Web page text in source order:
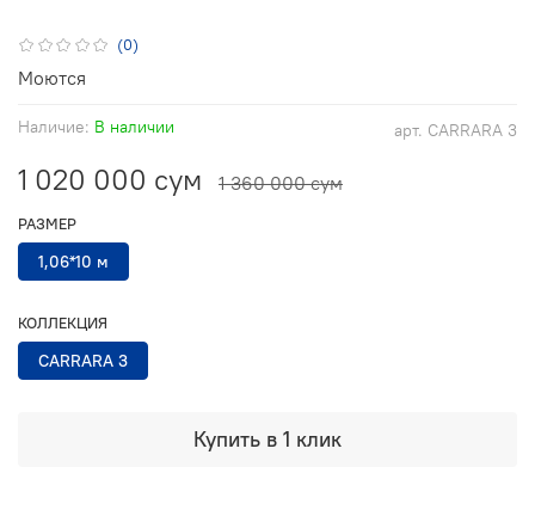
(0)
арт. CARRARA 3
Наличие: В наличии
1 020 000 сум 1 360 000 сум
Купить в 1 клик
РАЗМЕР
1,06*10 м
КОЛЛЕКЦИЯ
CARRARA 3
Моются